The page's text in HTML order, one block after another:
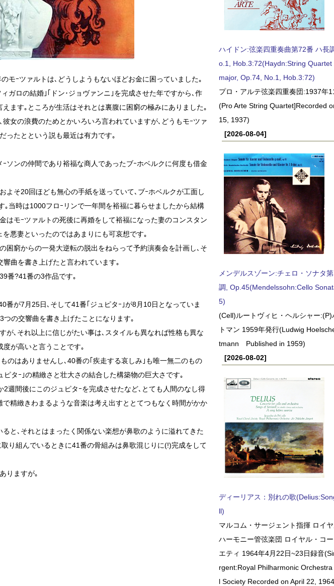
モｰツァルトは､どうしようもないほどお金に困っていました｡
ガロの結婚｣｢ドン･ジョヴァンニ｣を完成させた年ですから､作
ます｡ところが生活はそれとは裏腹に困窮の極みにありました｡
女の浪費のためとかいろいろ言われていますが､どうもモｰツァ
ったとという説も最近は有力です｡
ソンの仲間であり裕福な商人であったブｰホベルクに何度も借金
よそ20回ほども無心の手紙を送っていて､ブｰホベルクが工面し
｡当時は1000フロｰリンで一年間を裕福に暮らせましたから結構
はモｰツァルトの死後に再婚をして裕福になった妻のコンスタン
悪妻といったのではあまりにも可哀想です｡
困窮からの一発大逆転の脱出をねらって予約演奏会を計画し､そ
曲を書き上げたと言われています｡
番?41番の3作品です｡
番が7月25日､そして41番｢ジュピタｰ｣が8月10日となっていま
の交響曲を書き上げたことになります｡
が､それ以上に信じがたい事は､スタイルも異なれば性格も異な
が高いと言うことです｡
のはありませんし､40番の｢疾走する哀しみ｣も唯一無二のもの
タｰ｣の精緻さと壮大さの結合した構築物の巨大さです｡
週間後にこのジュピタｰを完成させたなど､とても人間のなし得
精緻きわまるような音楽は考え出すととてつもなく時間がかか
と､それとはまったく関係ない楽想が鼻歌のように溢れてきた
り組んでいるときに41番の骨組みは鼻歌混じりに(!)完成をして
りますが｡
ハイドン:弦楽四重奏曲第72番 ハ長
o.1, Hob.3:72(Haydn:String Quartet
major, Op.74, No.1, Hob.3:72)
プロ・アルテ弦楽四重奏団:1937年
(Pro Arte String Quartet]Recorded
15, 1937)
[2026-08-04]
メンデルスゾーン:チェロ・ソナタ
調, Op.45(Mendelssohn:Cello
5)
(Cell)ルートヴィヒ・ヘルシャー
トマン 1959年発行(Ludwig
tmann Published in 1959)
[2026-08-02]
ディーリアス：別れの歌
ll)
マルコム・サージェント指揮 ロイ
ハーモニー管弦楽団 ロイヤル・コ
エティ 1964年4月22日~23日録音
rgent:Royal Philharmonic
l Society Recorded on April 22,